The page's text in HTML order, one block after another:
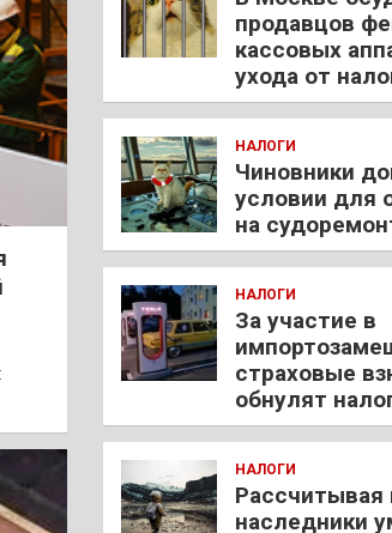
продавцов
кассовых
ухода от
НАЛОГИ
Чиновники
условии для
на
НАЛОГИ
За участие в
страховые
обнулят
НАЛОГИ
Рассчитывая
наследники